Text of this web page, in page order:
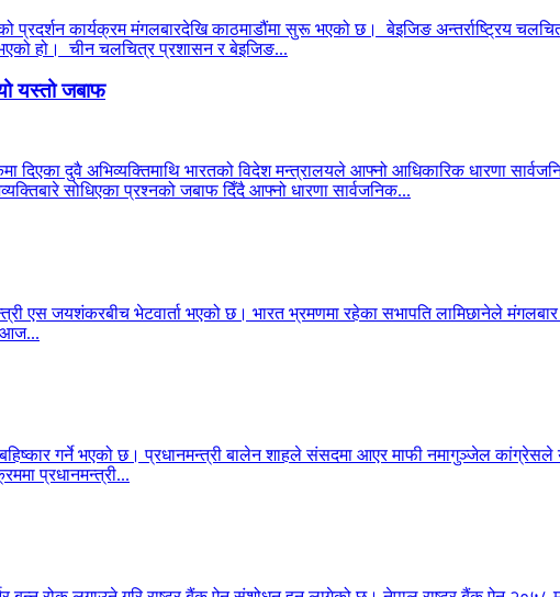
प्रदर्शन कार्यक्रम मंगलबारदेखि काठमाडौंमा सुरू भएको छ। बेइजिङ अन्तर्राष्ट्रिय
हो। चीन चलचित्र प्रशासन र बेइजिङ...
यस्तो जबाफ
दिएका दुवै अभिव्यक्तिमाथि भारतको विदेश मन्त्रालयले आफ्नो आधिकारिक धारणा
सोधिएका प्रश्नको जबाफ दिँदै आफ्नो धारणा सार्वजनिक...
एस जयशंकरबीच भेटवार्ता भएको छ। भारत भ्रमणमा रहेका सभापति लामिछानेले
गर्ने भएको छ। प्रधानमन्त्री बालेन शाहले संसदमा आएर माफी नमागुञ्जेल
प्रधानमन्त्री...